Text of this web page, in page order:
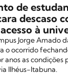
de
descaso
à
Jorge Amado
o ocorrido
anos as condições
Ilhéus-Itabuna.